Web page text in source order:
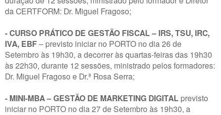
da CERTFORM: Dr. Miguel Fragoso;
- CURSO PRÁTICO DE GESTÃO FISCAL – IRS, TSU, IRC,
IVA, EBF– previsto iniciar no PORTO no dia 26 de
Setembro às 19h30, a decorrer às quartas-feiras das 19h30
às 22h30, durante 12 sessões, ministrado pelos formadores:
Dr. Miguel Fragoso e Dr.ª Rosa Serra;
- MINI-MBA – GESTÃO DE MARKETING DIGITAL previsto
iniciar no PORTO no dia 27 de Setembro às 19h30, a